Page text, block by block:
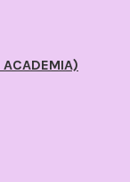
ACADEMIA)